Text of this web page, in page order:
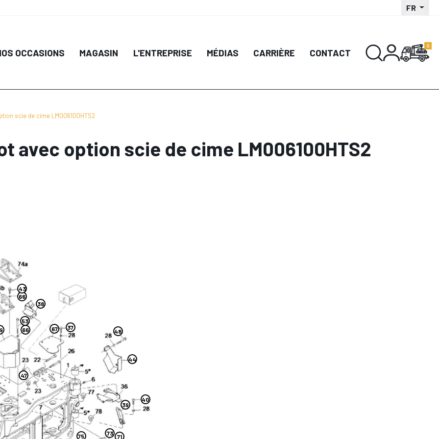
FR
OCCASIONS MAGASIN L'ENTREPRISE MÉDIAS CARRIÈRE CONTACT
scie de cime LM006100HTS2
avec option scie de cime LM006100HTS2
47
75 73
67
38
44
39
66
66
40
53
71
37
48
43